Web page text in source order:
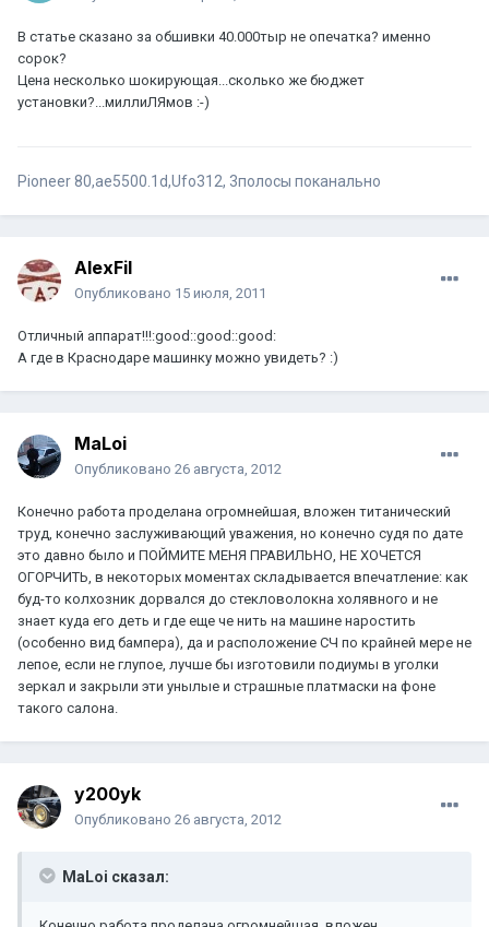
В статье сказано за обшивки 40.000тыр не опечатка? именно
сорок?
Цена несколько шокирующая...сколько же бюджет
установки?...миллиЛЯмов :-)
Pioneer 80,ае5500.1d,Ufo312, 3полосы поканально
AlexFil
Опубликовано 15 июля, 2011
Отличный аппарат!!!:good::good::good:
А где в Краснодаре машинку можно увидеть? :)
MaLoi
Опубликовано 26 августа, 2012
Конечно работа проделана огромнейшая, вложен титанический
труд, конечно заслуживающий уважения, но конечно судя по дате
это давно было и ПОЙМИТЕ МЕНЯ ПРАВИЛЬНО, НЕ ХОЧЕТСЯ
ОГОРЧИТЬ, в некоторых моментах складывается впечатление: как
буд-то колхозник дорвался до стекловолокна холявного и не
знает куда его деть и где еще че нить на машине наростить
(особенно вид бампера), да и расположение СЧ по крайней мере не
лепое, если не глупое, лучше бы изготовили подиумы в уголки
зеркал и закрыли эти унылые и страшные платмаски на фоне
такого салона.
y200yk
Опубликовано 26 августа, 2012
MaLoi сказал: